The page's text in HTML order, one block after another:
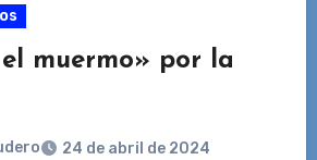
muermo» por la
24 de abril de 2024